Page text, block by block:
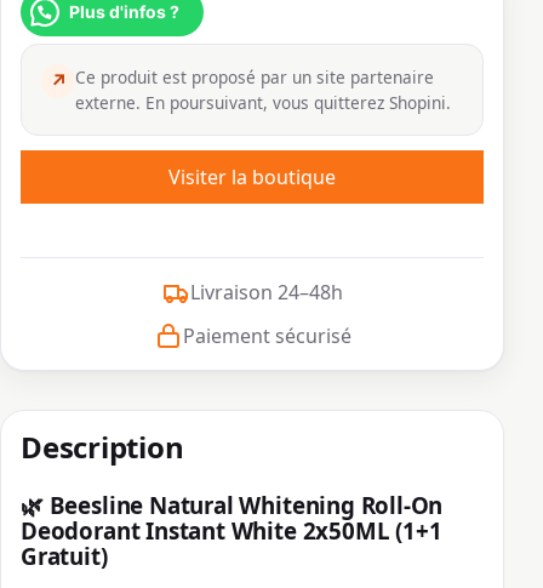
Plus d'infos ?
↗ Ce produit est proposé par un site partenaire
externe. En poursuivant, vous quitterez Shopini.
Visiter la boutique
Livraison 24–48h
Paiement sécurisé
Description
🌿 Beesline Natural Whitening Roll-On
Deodorant Instant White 2x50ML (1+1
Gratuit)